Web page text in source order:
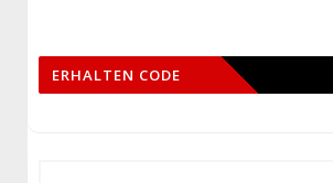
ERHALTEN CODE